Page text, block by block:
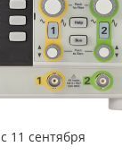
с 11 сентября